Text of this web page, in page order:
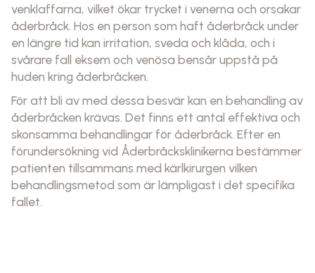
venklaffarna, vilket ökar trycket i venerna och orsakar
åderbråck. Hos en person som haft åderbråck under
en längre tid kan irritation, sveda och klåda, och i
svårare fall eksem och venösa bensår uppstå på
huden kring åderbråcken.
För att bli av med dessa besvär kan en behandling av
åderbråcken krävas. Det finns ett antal effektiva och
skonsamma behandlingar för åderbråck. Efter en
förundersökning vid Åderbråcksklinikerna bestämmer
patienten tillsammans med kärlkirurgen vilken
behandlingsmetod som är lämpligast i det specifika
fallet.